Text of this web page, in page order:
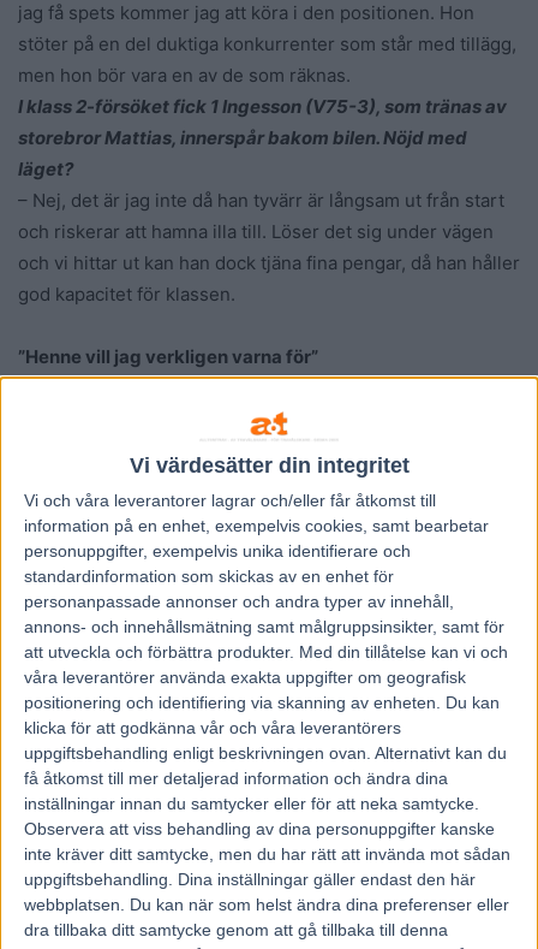
Vi värdesätter din integritet
Vi och våra leverantorer lagrar och/eller får åtkomst till
information på en enhet, exempelvis cookies, samt bearbetar
personuppgifter, exempelvis unika identifierare och
standardinformation som skickas av en enhet för
personanpassade annonser och andra typer av innehåll,
annons- och innehållsmätning samt målgruppsinsikter, samt för
att utveckla och förbättra produkter. Med din tillåtelse kan vi och
våra leverantörer använda exakta uppgifter om geografisk
positionering och identifiering via skanning av enheten. Du kan
klicka för att godkänna vår och våra leverantörers
uppgiftsbehandling enligt beskrivningen ovan. Alternativt kan du
få åtkomst till mer detaljerad information och ändra dina
inställningar innan du samtycker eller för att neka samtycke.
Observera att viss behandling av dina personuppgifter kanske
inte kräver ditt samtycke, men du har rätt att invända mot sådan
uppgiftsbehandling. Dina inställningar gäller endast den här
webbplatsen. Du kan när som helst ändra dina preferenser eller
dra tillbaka ditt samtycke genom att gå tillbaka till denna
jag få spets kommer jag att köra i den positionen. Hon
stöter på en del duktiga konkurrenter som står med tillägg,
men hon bör vara en av de som räknas.
I klass 2-försöket fick 1 Ingesson (V75-3), som tränas av
storebror Mattias, innerspår bakom bilen. Nöjd med
läget?
– Nej, det är jag inte då han tyvärr är långsam ut från start
och riskerar att hamna illa till. Löser det sig under vägen
och vi hittar ut kan han dock tjäna fina pengar, då han håller
god kapacitet för klassen.
”Henne vill jag verkligen varna för”
4) som tränas av amatören Joakim Reiser och kommer
– Inte alls omöjligt, så henne vill jag verkligen varna för.
Jag såg att hon var streckad på endast två procent och det
är på tok för lite. Hon har absolut toppform och jag har
favoriten Spikfaks invändigt om mig och jag tänker inte
bjuda på någon lucka, utan vill helst hålla honom bakom
mig. Garderar man loppet är Klack Nova given på lappen.
I bronsdivisionen får Magnus åter stifta bekantskap med
Oscar Berglunds sexåring12 Pleasure for Cash(V75-5)
som trots ett lopp i konstant tredjespår på Bergsåker
slutade fyra.
Dina tankar från det sämsta utgångsläget?
– Att vi behöver massor av tur härifrån. Han kom aldrig ned
i spåren senast utan blev hängande runt om och gjorde en
toppinsats. Nu får vi hoppas på högt tempo, för i så fall
kommer hans tunga slutvarv att bita bra. Om det blir dåligt